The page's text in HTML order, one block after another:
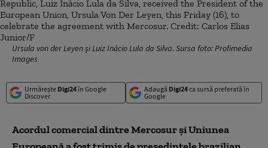
Ursula von der Leyen și Luiz Inácio Lula da Silva. Sursa foto: Profimedia
Images
Urmărește Digi24în Google
Discover
Adaugă Digi24ca sursă preferată în
Google
Acordul comercial dintre Mercosur și Uniunea